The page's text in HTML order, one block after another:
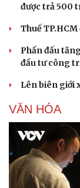
Du lịch
Tư vấn
Săn Tour
được trả 500
Thuế
Phấn đấu
đầu tư công
Lên biên giới
VĂN HÓA